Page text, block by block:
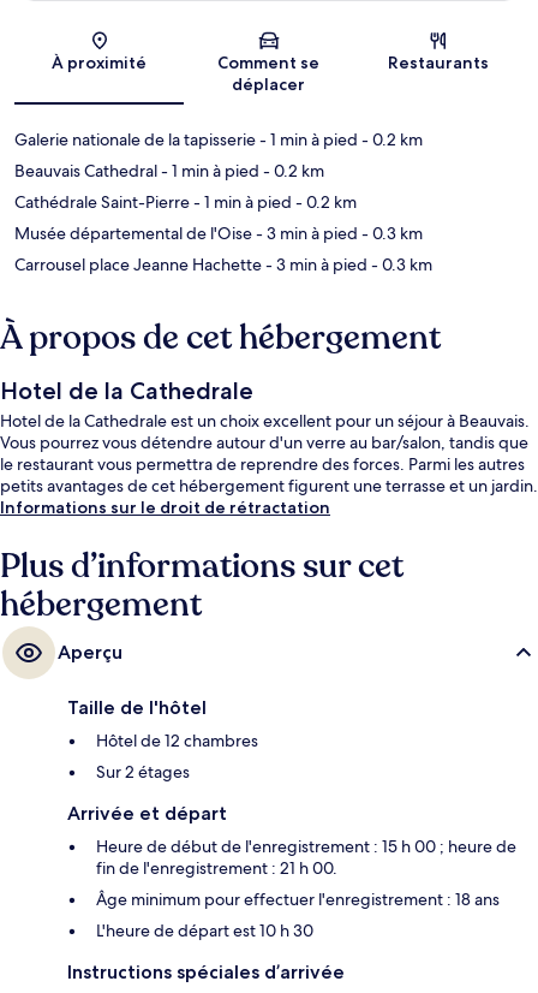
Carte
À proximité
Comment se
déplacer
Restaurants
Galerie nationale de la tapisserie- 1 min à pied - 0.2 km
Beauvais Cathedral- 1 min à pied - 0.2 km
Cathédrale Saint-Pierre- 1 min à pied - 0.2 km
Musée départemental de l'Oise- 3 min à pied - 0.3 km
Carrousel place Jeanne Hachette- 3 min à pied - 0.3 km
À propos de cet hébergement
Hotel de la Cathedrale
Hotel de la Cathedrale est un choix excellent pour un séjour à Beauvais.
Vous pourrez vous détendre autour d'un verre au bar/salon, tandis que
le restaurant vous permettra de reprendre des forces. Parmi les autres
petits avantages de cet hébergement figurent une terrasse et un jardin.
Informations sur le droit de rétractation
Plus d’informations sur cet
hébergement
Aperçu
Taille de l'hôtel
Hôtel de 12 chambres
Sur 2 étages
Arrivée et départ
Heure de début de l'enregistrement : 15 h 00 ; heure de
fin de l'enregistrement : 21 h 00.
Âge minimum pour effectuer l'enregistrement : 18 ans
L'heure de départ est 10 h 30
Instructions spéciales d’arrivée